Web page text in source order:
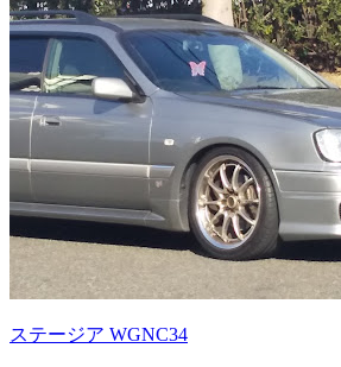
ステージア WGNC34